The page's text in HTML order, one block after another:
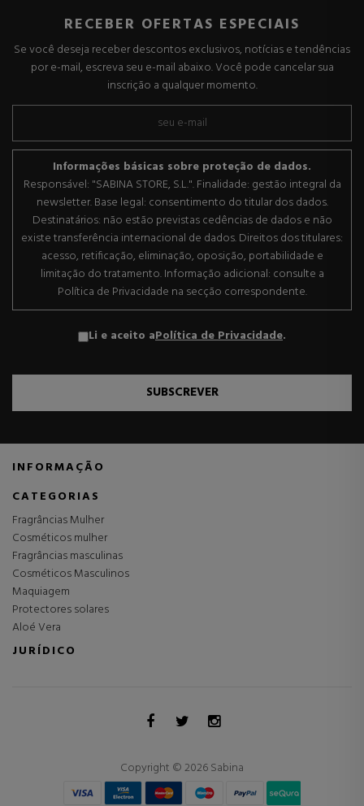
RECEBER OFERTAS ESPECIAIS
Se você deseja receber descontos exclusivos, notícias e tendências
por e-mail, escreva seu e-mail abaixo. Você pode cancelar sua
inscrição a qualquer momento.
Informações básicas sobre proteção de dados.
Responsável: "SABINA STORE, S.L.". Finalidade: gestão integral da
newsletter. Base legal: consentimento do titular dos dados.
Destinatários: não estão previstas cedências de dados e não
existe transferência internacional de dados. Direitos dos titulares:
acesso, retificação, eliminação, oposição, portabilidade e
limitação do tratamento. Informação adicional: consulte a
Política de Privacidade na secção correspondente.
Li e aceito aPolítica de Privacidade.
SUBSCREVER
INFORMAÇÃO
CATEGORIAS
Fragrâncias Mulher
Cosméticos mulher
Fragrâncias masculinas
Cosméticos Masculinos
Maquiagem
Protectores solares
Aloé Vera
JURÍDICO
Copyright © 2026 Sabina